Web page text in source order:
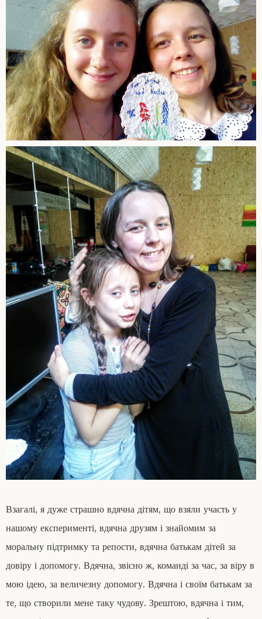
Взагалі, я дуже страшно вдячна дітям, що взяли участь у
нашому експерименті, вдячна друзям і знайомим за
моральну підтримку та репости, вдячна батькам дітей за
довіру і допомогу. Вдячна, звісно ж, команді за час, за віру в
мою ідею, за величезну допомогу. Вдячна і своїм батькам за
те, що створили мене таку чудову. Зрештою, вдячна і тим,